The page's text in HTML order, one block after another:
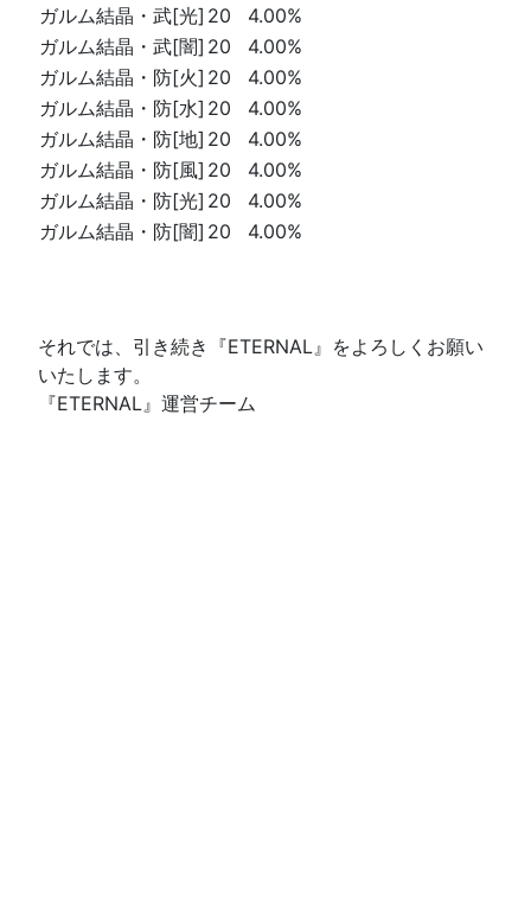
ガルム結晶・武[光] 20
4.00%
ガルム結晶・武[闇] 20
4.00%
ガルム結晶・防[火] 20
4.00%
ガルム結晶・防[水] 20
4.00%
ガルム結晶・防[地] 20
4.00%
ガルム結晶・防[風] 20
4.00%
ガルム結晶・防[光] 20
4.00%
ガルム結晶・防[闇] 20 4.00%
それでは、引き続き『ETERNAL』をよろしくお願い
いたします。
『ETERNAL』運営チーム